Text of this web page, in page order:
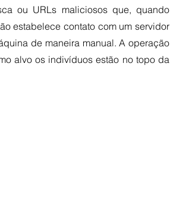
ou URLs maliciosos que, quando
estabelece contato com um servidor
de maneira manual. A operação
alvo os indivíduos estão no topo da